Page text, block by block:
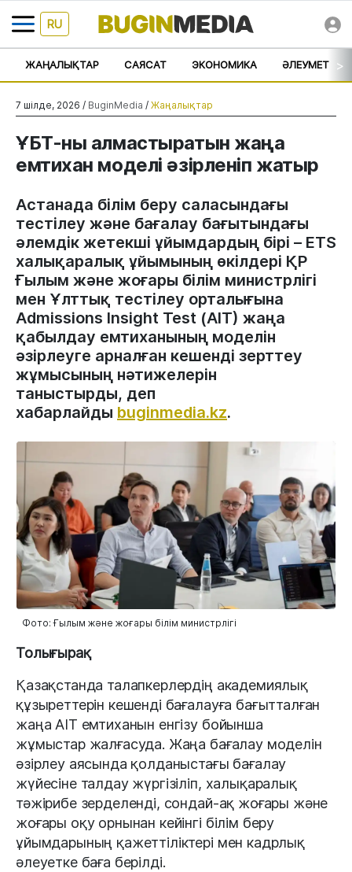
RU
ЖАҢАЛЫҚТАР САЯСАТ ЭКОНОМИКА ӘЛЕУМЕТ >
7 шілде, 2026 / BuginMedia / Жаңалықтар
ҰБТ-ны алмастыратын жаңа
емтихан моделі әзірленіп жатыр
Астанада білім беру саласындағы
тестілеу және бағалау бағытындағы
әлемдік жетекші ұйымдардың бірі – ETS
халықаралық ұйымының өкілдері ҚР
Ғылым және жоғары білім министрлігі
мен Ұлттық тестілеу орталығына
Admissions Insight Test (AIT) жаңа
қабылдау емтиханының моделін
әзірлеуге арналған кешенді зерттеу
жұмысының нәтижелерін
таныстырды, деп
хабарлайды buginmedia.kz.
Фото: Ғылым және жоғары білім министрлігі
Толығырақ
Қазақстанда талапкерлердің академиялық
құзыреттерін кешенді бағалауға бағытталған
жаңа AIT емтиханын енгізу бойынша
жұмыстар жалғасуда. Жаңа бағалау моделін
әзірлеу аясында қолданыстағы бағалау
жүйесіне талдау жүргізіліп, халықаралық
тәжірибе зерделенді, сондай-ақ жоғары және
жоғары оқу орнынан кейінгі білім беру
ұйымдарының қажеттіліктері мен кадрлық
әлеуетке баға берілді.